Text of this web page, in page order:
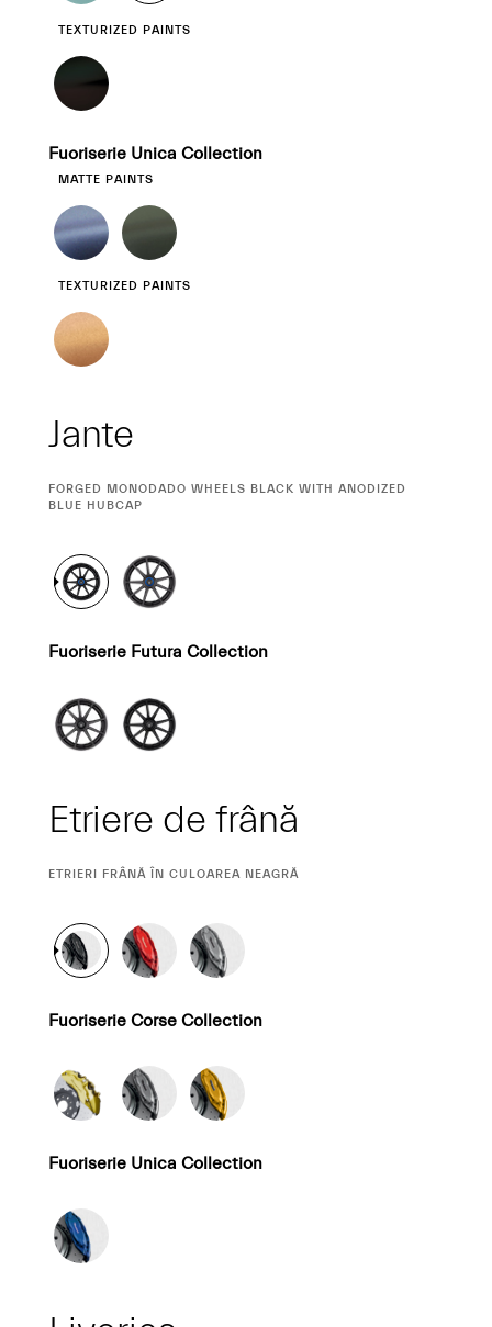
TEXTURIZED PAINTS
Fuoriserie Unica Collection
MATTE PAINTS
TEXTURIZED PAINTS
Jante
CURRENT
SELECTION
FORGED MONODADO WHEELS BLACK WITH ANODIZED
BLUE HUBCAP
Fuoriserie Futura Collection
Etriere de frână
CURRENT
ETRIERI FRÂNĂ ÎN CULOAREA NEAGRĂ
Fuoriserie Corse Collection
Fuoriserie Unica Collection